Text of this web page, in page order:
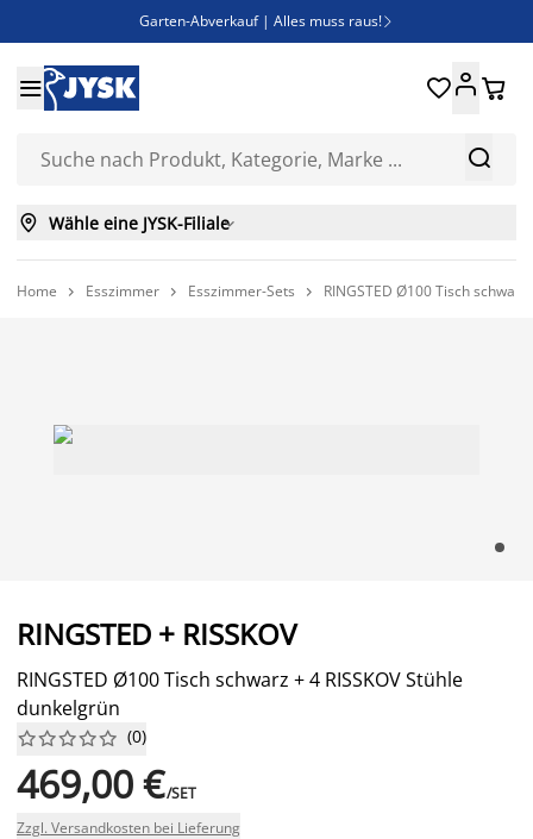
Garten-Abverkauf | Alles muss raus! 
Bist du Unternehmer? Entdecke JYSK-B2B
Esszimmerstuhl ADSLEV um nur 40€


 
 Wähle eine JYSK-Filiale
Home  Esszimmer  Esszimmer-Sets  RINGSTED Ø100 Tisch
RINGSTED + RISSKOV
RINGSTED Ø100 Tisch schwarz + 4 RISSKOV Stühle
dunkelgrün





 (0)
469,00 €/SET
Zzgl. Versandkosten bei Lieferung